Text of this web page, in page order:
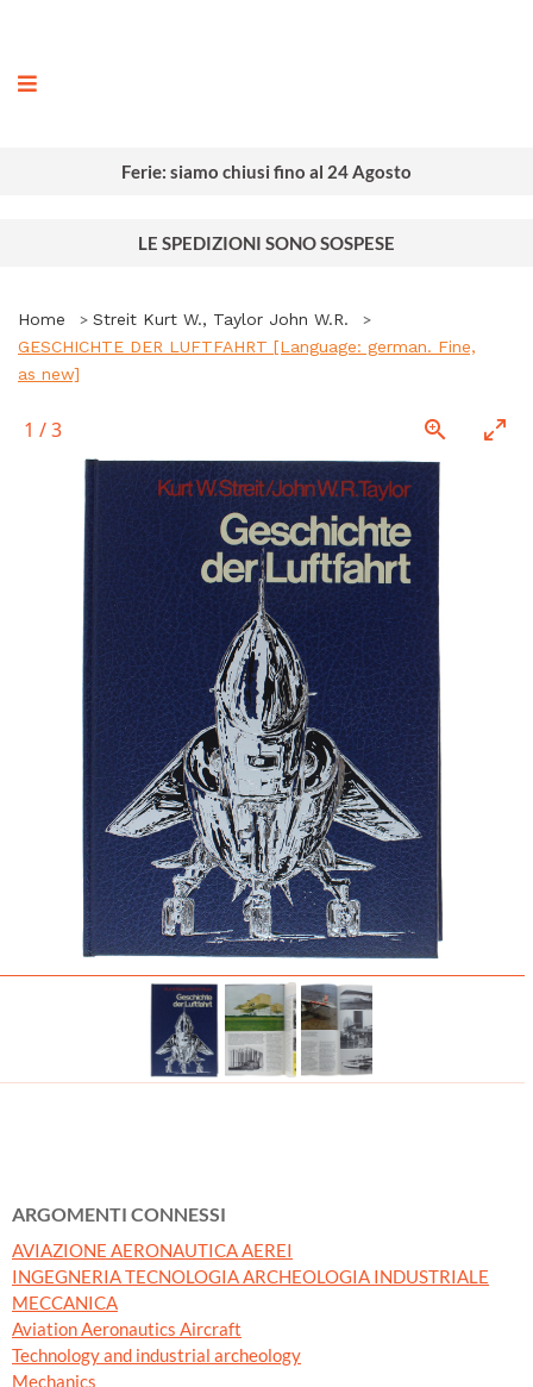
Ferie: siamo chiusi fino al 24 Agosto
LE SPEDIZIONI SONO SOSPESE
Home
Streit Kurt W., Taylor John W.R.
GESCHICHTE DER LUFTFAHRT [Language: german. Fine,
as new]
1 /3
ARGOMENTI CONNESSI
AVIAZIONE AERONAUTICA AEREI
INGEGNERIA TECNOLOGIA ARCHEOLOGIA INDUSTRIALE
MECCANICA
Aviation Aeronautics Aircraft
Technology and industrial archeology
Mechanics